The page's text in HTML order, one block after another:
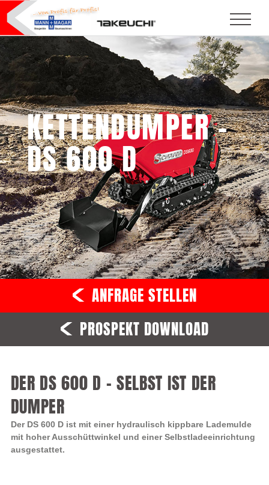
KETTENDUMPER –
DS 600 D
ANFRAGE STELLEN
PROSPEKT DOWNLOAD
DER DS 600 D – SELBST IST DER
DUMPER
Der DS 600 D ist mit einer hydraulisch kippbare Lademulde
mit hoher Ausschüttwinkel und einer Selbstladeeinrichtung
ausgestattet.